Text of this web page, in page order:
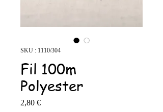
SKU : 1110/304
Fil 100m
Polyester
2,80 €Prix